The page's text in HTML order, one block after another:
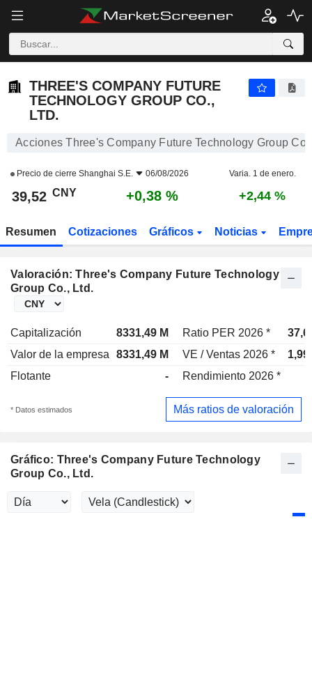
THREE'S COMPANY FUTURE
TECHNOLOGY GROUP CO.,
LTD.
Acciones Three's Company Future Technology Group
Precio de cierre Shanghai S.E. 06/08/2026 Varia. 1 de enero.
39,52 CNY +0,38 % +2,44 %
Resumen Cotizaciones Gráficos Noticias
Valoración: Three's Company Future Technology
Group Co., Ltd.
Capitalización 8331,49 M Ratio PER 2026 *
Valor de la empresa
8331,49 M VE / Ventas 2026 *
Flotante
- Rendimiento 2026 *
* Datos estimados Más ratios de valoración
Gráfico: Three's Company Future Technology
Group Co., Ltd.